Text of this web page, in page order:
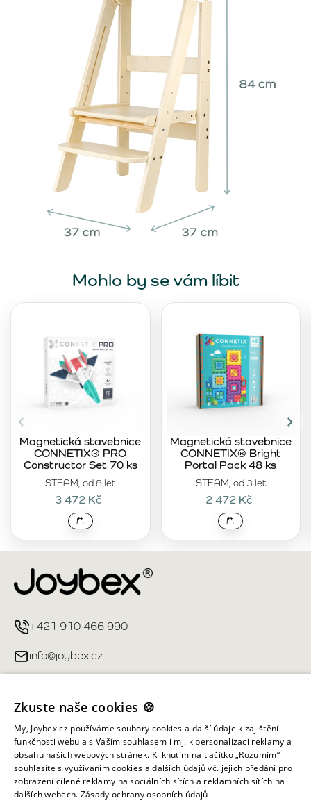
Mohlo by se vám líbit
STEAM, od 8 let
Magnetická stavebnice
CONNETIX® PRO
Constructor Set 70 ks
3 472 Kč
STEAM, od 3 let
Magnetická stavebnice
CONNETIX® Bright
Portal Pack 48 ks
2 472 Kč
+421 910 466 990
info@joybex.cz
Můj účet
Informace obchodu
Zkuste naše cookies 🍪
My, Joybex.cz používáme soubory cookies a další údaje k zajištění
funkčnosti webu a s Vaším souhlasem i mj. k personalizaci reklamy a
obsahu našich webových stránek. Kliknutím na tlačítko „Rozumím“
souhlasíte s využívaním cookies a dalších údajů vč. jejich předání pro
zobrazení cílené reklamy na sociálních sítích a reklamních sítích na
dalších webech. Zásady ochrany osobních údajů